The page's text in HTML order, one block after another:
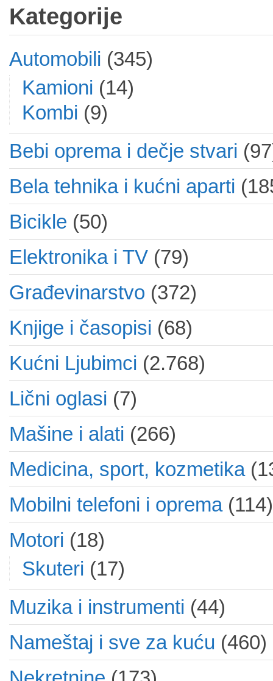
Kategorije
Automobili (345)
Kamioni (14)
Kombi (9)
Bebi oprema i dečje stvari
Bela tehnika i kućni aparti
Bicikle (50)
Elektronika i TV (79)
Građevinarstvo (372)
Knjige i časopisi (68)
Kućni Ljubimci (2.768)
Lični oglasi (7)
Mašine i alati (266)
Medicina, sport, kozmetika
Mobilni telefoni i oprema(114)
Motori (18)
Skuteri (17)
Muzika i instrumenti (44)
Nameštaj i sve za kuću (460)